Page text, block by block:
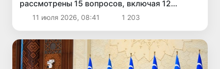
рассмотрены 15 вопросов, включая 12
законов и национальный доклад по
международным рейтингам
11 июля 2026, 08:41 1 203